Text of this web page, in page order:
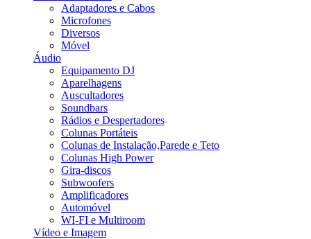
Adaptadores e Cabos
Microfones
Diversos
Móvel
Áudio
Equipamento DJ
Aparelhagens
Auscultadores
Soundbars
Rádios e Despertadores
Colunas Portáteis
Colunas de Instalação,Parede e Teto
Colunas High Power
Gira-discos
Subwoofers
Amplificadores
Automóvel
WI-FI e Multiroom
Vídeo e Imagem